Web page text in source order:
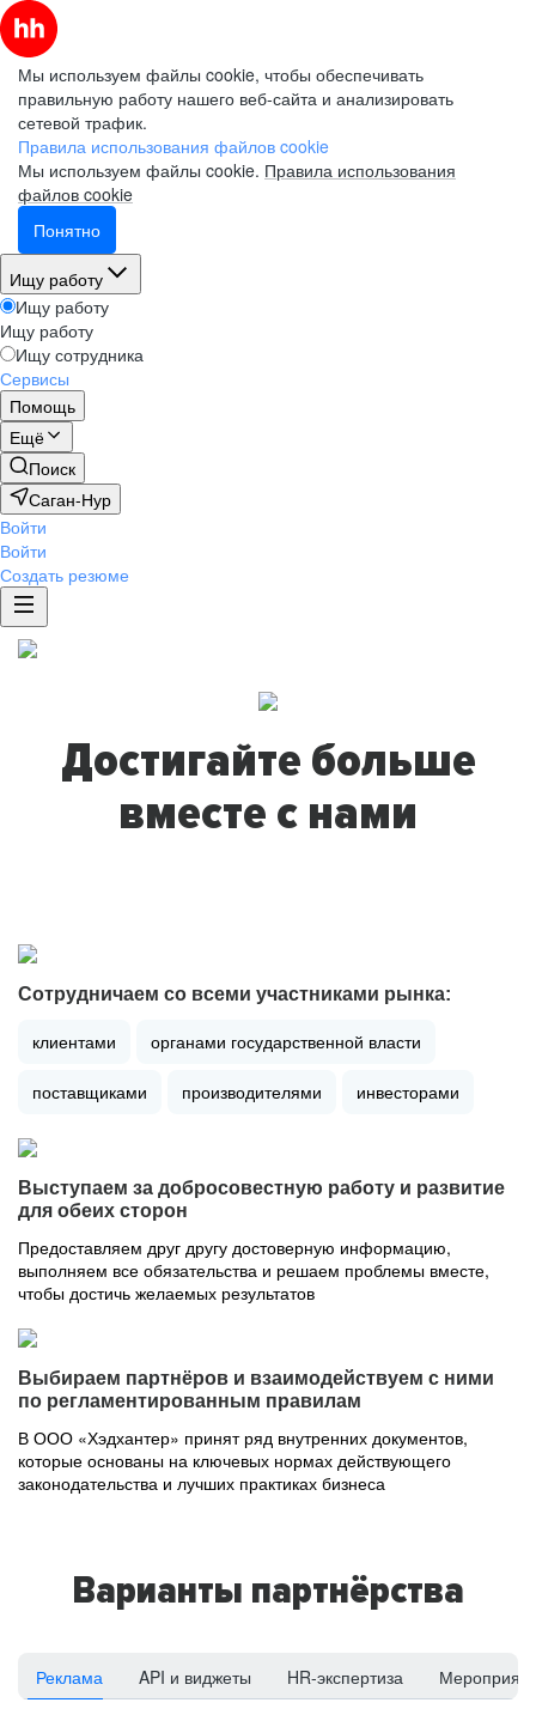
Мы используем файлы cookie, чтобы обеспечивать
правильную работу нашего веб-сайта и анализировать
сетевой трафик.
Правила использования файлов cookie
Мы используем файлы cookie. Правила использования
файлов cookie
Понятно
Ищу работу
Ищу работу
Ищу работу
Ищу сотрудника
Сервисы
Помощь
Ещё
Поиск
Саган-Нур
Войти
Войти
Создать резюме
Достигайте больше
вместе с нами
Сотрудничаем со всеми участниками рынка:
клиентами органами государственной власти
поставщиками производителями инвесторами
Выступаем за добросовестную работу и развитие
для обеих сторон
Предоставляем друг другу достоверную информацию,
выполняем все обязательства и решаем проблемы вместе,
чтобы достичь желаемых результатов
Выбираем партнёров и взаимодействуем с ними
по регламентированным правилам
В ООО «Хэдхантер» принят ряд внутренних документов,
которые основаны на ключевых нормах действующего
законодательства и лучших практиках бизнеса
Варианты партнёрства
Реклама API и виджеты HR-экспертиза